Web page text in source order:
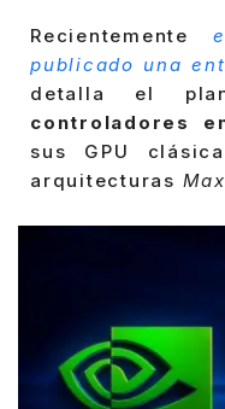
Recientemente
publicado una
detalla el
controladores
sus GPU
arquitecturas